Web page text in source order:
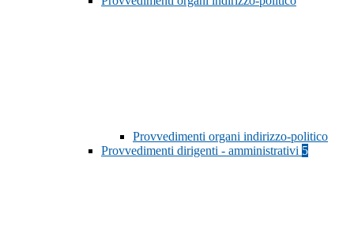
Provvedimenti organi indirizzo-politico
Provvedimenti dirigenti - amministrativi 5